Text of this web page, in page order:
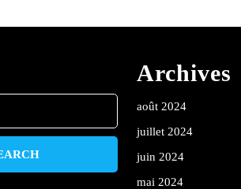
Archives
août 2024
juillet 2024
juin 2024
mai 2024